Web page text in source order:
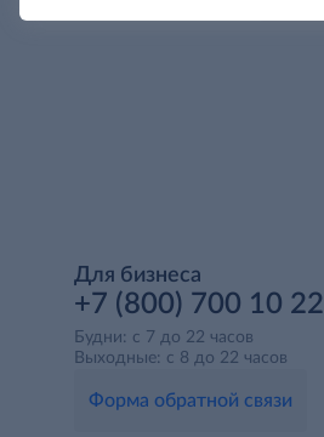
Для бизнеса
+7 (800) 700 10 22
Будни: с 7 до 22 часов
Выходные: с 8 до 22 часов
Форма обратной связи